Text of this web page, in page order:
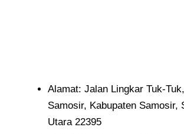
Alamat: Jalan Lingkar Tuk-
Samosir, Kabupaten Samosir,
Utara 22395